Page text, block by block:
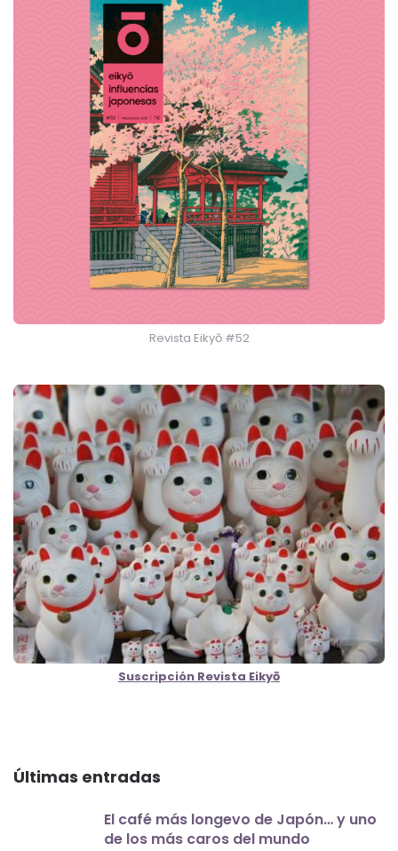
Revista Eikyō #52
Suscripción Revista Eikyō
Últimas entradas
El café más longevo de Japón… y uno
de los más caros del mundo